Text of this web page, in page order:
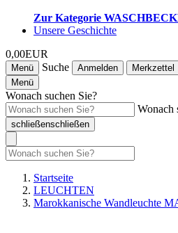
Zur Kategorie
Unsere Geschichte
0,00EUR
Menü Suche Anmelden Merkzettel
Menü
Wonach suchen Sie?
Wonach
schließenschließen
Startseite
LEUCHTEN
Marokkanische Wandleuchte